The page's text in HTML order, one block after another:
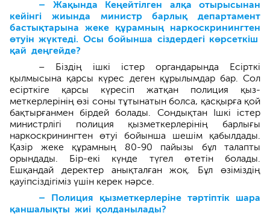
– Жақында Кеңейтілген алқа отырысынан
кейінгі жиында министр барлық департамент
бастықтарына жеке құрамның наркоскринингтен
өтуін жүктеді. Осы бойынша сіздердегі көрсеткіш
қай деңгейде?
– Біздің ішкі істер органдарында Есірткі
қылмысына қарсы күрес деген құрылымдар бар. Сол
есірткіге қарсы күресіп жатқан полиция қыз­
меткерлерінің өзі соны тұтынатын болса, қасқырға қой
бақтырғанмен бірдей болады. Сондықтан Ішкі істер
министрлігі полиция қызметкерлерінің барлығы
наркоскринингтен өтуі бойынша шешім қабылдады.
Қазір жеке құрамның 80-90 пайызы бұл талапты
орындады. Бір-екі күнде түгел өтетін болады.
Ешқандай деректер анықталған жоқ. Бұл өзіміздің
қауіпсіздігіміз үшін керек нәрсе.
– Полиция қызметкерлеріне тәр­тіптік шара
қаншалықты жиі қолданылады?